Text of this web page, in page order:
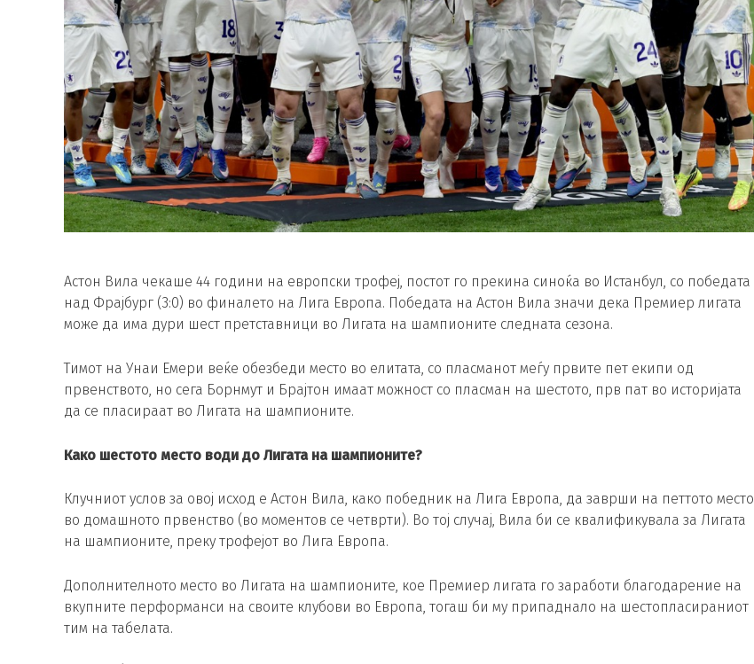
Астон Вила чекаше 44 години на европски трофеј, постот го прекина синоќа во Истанбул, со победата
над Фрајбург (3:0) во финалето на Лига Европа. Победата на Астон Вила значи дека Премиер лигата
може да има дури шест претставници во Лигата на шампионите следната сезона.
Тимот на Унаи Емери веќе обезбеди место во елитата, со пласманот меѓу првите пет екипи од
првенството, но сега Борнмут и Брајтон имаат можност со пласман на шестото, прв пат во историјата
да се пласираат во Лигата на шампионите.
Како шестото место води до Лигата на шампионите?
Клучниот услов за овој исход е Астон Вила, како победник на Лига Европа, да заврши на петтото место
во домашното првенство (во моментов се четврти). Во тој случај, Вила би се квалификувала за Лигата
на шампионите, преку трофејот во Лига Европа.
Дополнителното место во Лигата на шампионите, кое Премиер лигата го заработи благодарение на
вкупните перформанси на своите клубови во Европа, тогаш би му припаднало на шестопласираниот
тим на табелата.